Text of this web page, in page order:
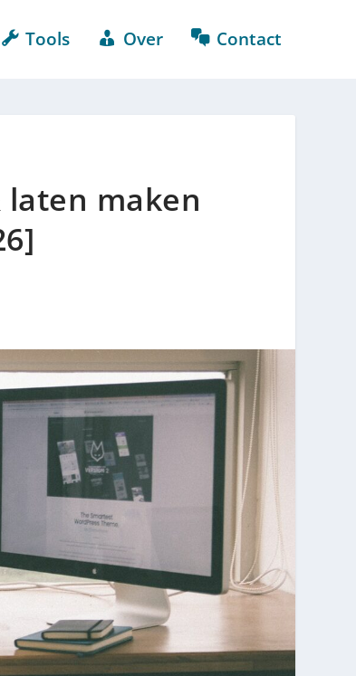
Tools Over Contact
maken